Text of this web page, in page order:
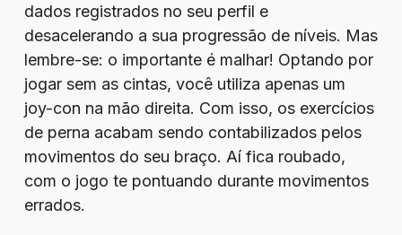
dados registrados no seu perfil e
desacelerando a sua progressão de níveis. Mas
lembre-se: o importante é malhar! Optando por
jogar sem as cintas, você utiliza apenas um
joy-con na mão direita. Com isso, os exercícios
de perna acabam sendo contabilizados pelos
movimentos do seu braço. Aí fica roubado,
com o jogo te pontuando durante movimentos
errados.